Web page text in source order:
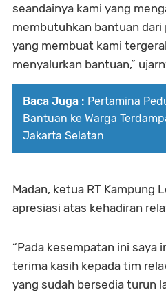
seandainya kami yang
membutuhkan bantuan dari
yang membuat kami
menyalurkan bantuan,”
Baca Juga : Pertamina
Bantuan ke Warga
Jakarta Selatan
Madan, ketua RT Kampung
apresiasi atas kehadiran
“Pada kesempatan ini saya
terima kasih kepada tim
yang sudah bersedia turun